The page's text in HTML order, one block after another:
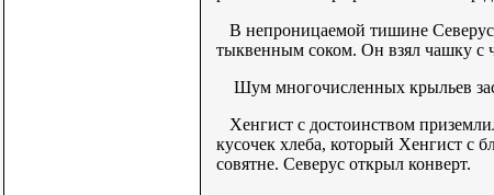
В непроницаемой тишине Северус
тыквенным соком. Он взял чашку с
Шум многочисленных крыльев
Хенгист с достоинством
кусочек хлеба, который Хенгист с
совятне. Северус открыл конверт.